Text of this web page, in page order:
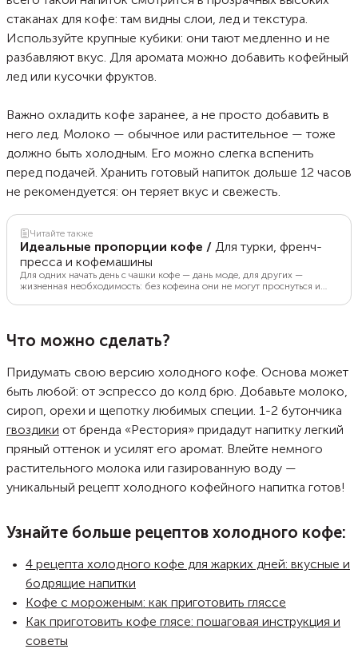
стаканах для кофе: там видны слои, лед и текстура.
Используйте крупные кубики: они тают медленно и не
разбавляют вкус. Для аромата можно добавить кофейный
лед или кусочки фруктов.
Важно охладить кофе заранее, а не просто добавить в
него лед. Молоко — обычное или растительное — тоже
должно быть холодным. Его можно слегка вспенить
перед подачей. Хранить готовый напиток дольше 12 часов
не рекомендуется: он теряет вкус и свежесть.
Читайте также
Идеальные пропорции кофе / Для турки, френч-
пресса и кофемашины
Для одних начать день с чашки кофе — дань моде, для других —
жизненная необходимость: без кофеина они не могут проснуться и
знают идеальное для себя соотношение воды и зерен. Но если вы
американо точно получится вкусным. В статье рассказали об
Что можно сделать?
Придумать свою версию холодного кофе. Основа может
быть любой: от эспрессо до колд брю. Добавьте молоко,
сироп, орехи и щепотку любимых специи. 1-2 бутончика
гвоздики от бренда «Рестория» придадут напитку легкий
пряный оттенок и усилят его аромат. Влейте немного
растительного молока или газированную воду —
уникальный рецепт холодного кофейного напитка готов!
Узнайте больше рецептов холодного кофе:
4 рецепта холодного кофе для жарких дней: вкусные и
бодрящие напитки
Кофе с мороженым: как приготовить гляссе
Как приготовить кофе глясе: пошаговая инструкция и
советы